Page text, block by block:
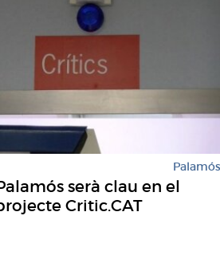
Palamós
serà clau en el
Critic.CAT